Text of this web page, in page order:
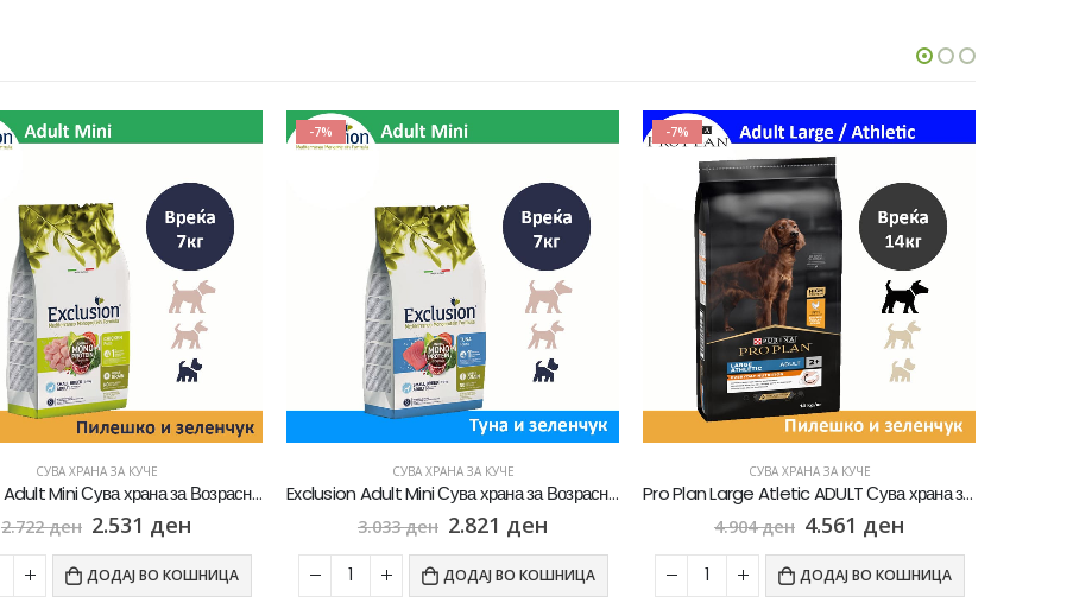
СУВА ХРАНА ЗА КУЧЕ
Exclusion Adult Mini Сува храна за Возрасни кучиња од мал раст со Туна и зеленчук [Вреќа 7кг]
3.033ден 2.821 ден
ДОДАЈ ВО КОШНИЦА
-7%
СУВА ХРАНА ЗА КУЧЕ
Pro Plan Large Atletic ADULT Сува храна за Активни кучиња со Пилешко [Вреќа 14кг]
4.904ден 4.561 ден
ДОДАЈ ВО КОШНИЦА
-7%
СУВА ХРАНА ЗА КУЧЕ
Dog Chow ADULT Сува храна за Возрасни кучиња со Јагнешко [Вреќа 14кг]
3.253ден 3.025 ден
ДОДАЈ ВО КОШНИЦА